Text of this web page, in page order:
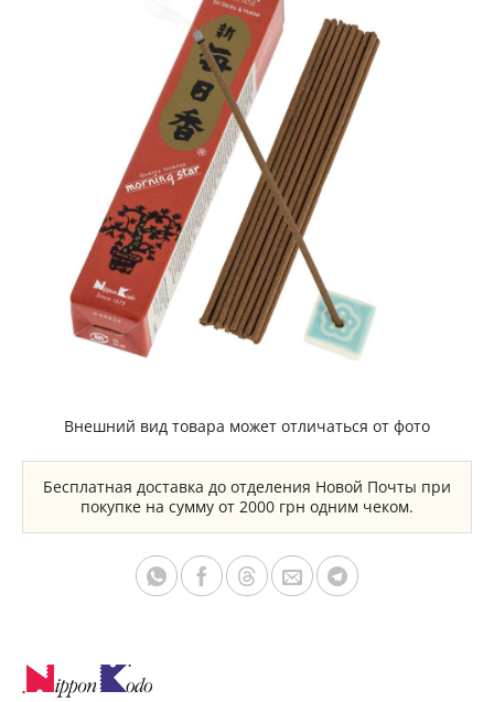
Внешний вид товара может отличаться от фото
Бесплатная доставка до отделения Новой Почты при
покупке на сумму от 2000 грн одним чеком.